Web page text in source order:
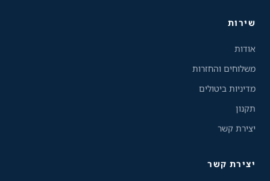
שירות
אודות
משלוחים והחזרות
מדיניות ביטולים
תקנון
יצירת קשר
יצירת קשר
שירות הלקוחות והמכירות